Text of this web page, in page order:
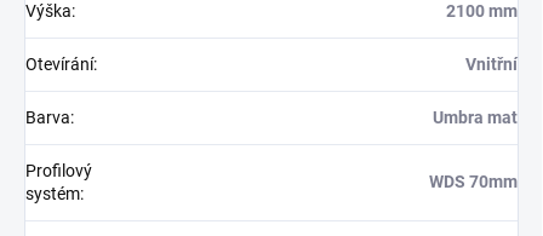
Výška: 2100 mm
Otevírání: Vnitřní
Barva: Umbra mat
Profilový
systém:
WDS 70mm